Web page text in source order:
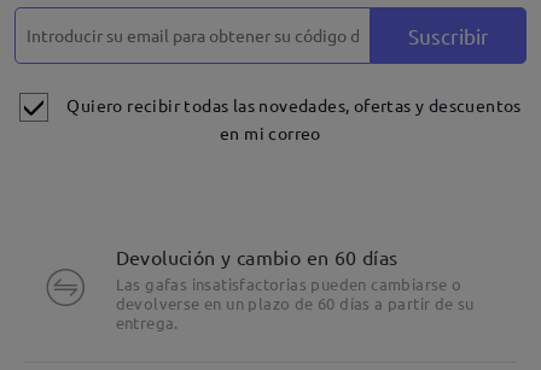
Suscribir
Quiero recibir todas las novedades, ofertas y descuentos
en mi correo
Devolución y cambio en 60 días
Las gafas insatisfactorias pueden cambiarse o
devolverse en un plazo de 60 días a partir de su
entrega.